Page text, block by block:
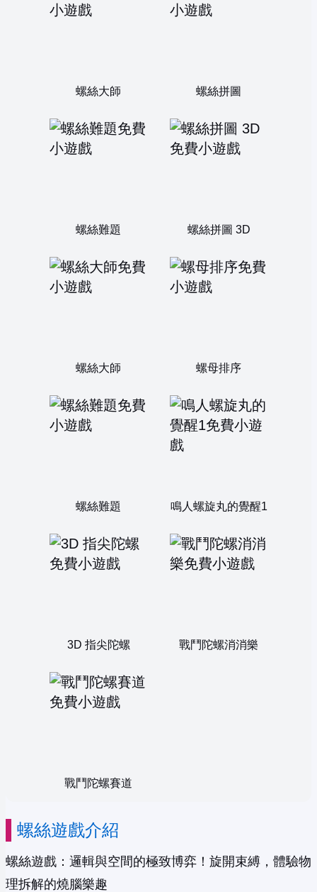
螺絲大師 螺絲拼圖
螺絲難題 螺絲拼圖 3D
螺絲大師 螺母排序
螺絲難題 鳴人螺旋丸的覺醒1
3D 指尖陀螺 戰鬥陀螺消消樂
戰鬥陀螺賽道
螺絲遊戲介紹
螺絲遊戲：邏輯與空間的極致博弈！旋開束縛，體驗物
理拆解的燒腦樂趣